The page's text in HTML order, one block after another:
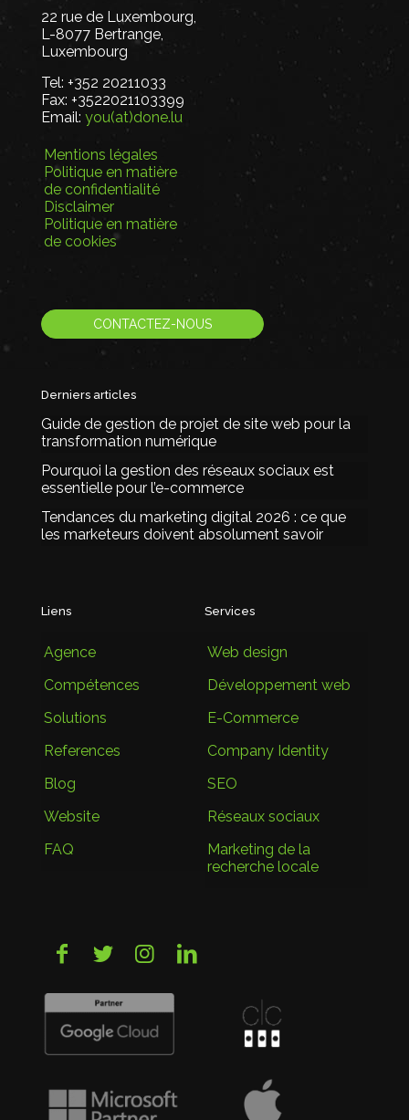
22 rue de Luxembourg,
L-8077 Bertrange,
Luxembourg
Tel: +352 20211033
Fax: +3522021103399
Email: you(at)done.lu
Mentions légales
Politique en matière
de confidentialité
Disclaimer
Politique en matière
de cookies
CONTACTEZ-NOUS
Derniers articles
Guide de gestion de projet de site web pour la
transformation numérique
Pourquoi la gestion des réseaux sociaux est
essentielle pour l’e-commerce
Tendances du marketing digital 2026 : ce que
les marketeurs doivent absolument savoir
Liens
Agence
Compétences
Solutions
References
Blog
Website
FAQ
Services
Web design
Développement web
E-Commerce
Company Identity
SEO
Réseaux sociaux
Marketing de la
recherche locale